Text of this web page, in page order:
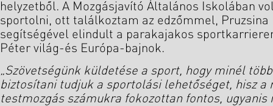
helyzetből. A Mozgásjavító Általános Iskolában
sportolni, ott találkoztam az edzőmmel, Pruzsina
segítségével elindult a parakajakos
Péter világ-és Európa-bajnok.
„Szövetségünk küldetése a sport, hogy minél
biztosítani tudjuk a sportolási lehetőséget, hisz a
testmozgás számukra fokozottan fontos, ugyanis